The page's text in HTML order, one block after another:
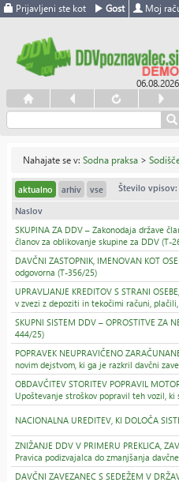
Prijavljeni ste kot Gost Moj
06.08.2026
Nahajate se v: Sodna praksa >
aktualno arhiv vse Število vpisov:
Naslov
SKUPINA ZA DDV – Zakonodaja države
članov za oblikovanje skupine za DDV (T-
DAVČNI ZASTOPNIK, IMENOVAN KOT
odgovorna (T-356/25)
UPRAVLJANJE KREDITOV S STRANI
v zvezi z depoziti in tekočimi računi,
SKUPNI SISTEM DDV – OPROSTITVE ZA
444/25)
POPRAVEK NEUPRAVIČENO
novim dejstvom, ki ga je razkril davčni
OBDAVČITEV STORITEV POPRAVIL
Upoštevanje stroškov popravil teh vozil,
NACIONALNA UREDITEV, KI DOLOČA
ZNIŽANJE DDV V PRIMERU PREKLICA,
Pravica podizvajalca do zmanjšanja
DAVČNI ZAVEZANEC S SEDEŽEM V